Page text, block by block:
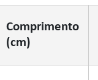
Comprimento
(cm)